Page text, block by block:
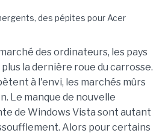
des ordinateurs, les pays
la dernière roue du carrosse.
à l'envi, les marchés mûrs
Le manque de nouvelle
de Windows Vista sont autant
Alors pour certains